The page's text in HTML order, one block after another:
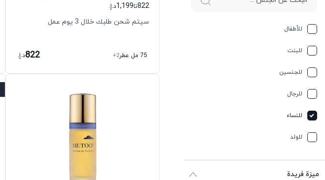
للأطفال
للبنت
للجنسين
للرجال
للنساء
للولد
ميزة فريدة
822تا1,199د.إ.
سيتم شحن طلبك خلال 3 يوم عمل
75 مل عطر +2
822د.إ.